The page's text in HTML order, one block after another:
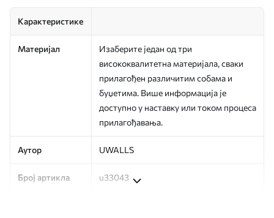
Карактеристике
Материјал
Изаберите један од три
висококвалитетна материјала, сваки
прилагођен различитим собама и
буџетима. Више информација је
доступно у наставку или током процеса
прилагођавања.
Аутор UWALLS
Број артикла u33043